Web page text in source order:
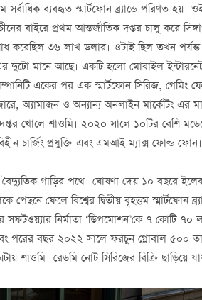
ব্যবহৃত স্মার্টফোন ব্র্যান্ডে পরিণত
বাইরে প্রথম আন্তর্জাতিক দপ্তর চালু করে
করেছিল ৩৬ লাখ ডলার। ওটাই ছিল তখন
দুটো মানে আছে। একটি হলো মোবাইল
একের পর এক স্মার্টফোন সিরিজ,
অ্যামাজন ও অন্যান্য অনলাইন মার্কেটিং এর
খোলে শাওমি। ২০২০ সালে ১০টির বেশি
চার্জিং প্রযুক্তি এবং এমআই ম্যাক্স ফোল্ড
গাড়ির পথে। ঘোষণা দেয় ১০ বছরে
ফেলে বিশ্বের দ্বিতীয় বৃহত্তম স্মার্টফোন
সফটওয়্যার নির্মাতা ‘ডিপমোশন’কে ৭ কোটি
পরের বছর ২০২২ সালে ফরচুন গ্লোবাল ৫০০
শাওমি। রেডমি নোট সিরিজের বিক্রি ছাড়িয়ে